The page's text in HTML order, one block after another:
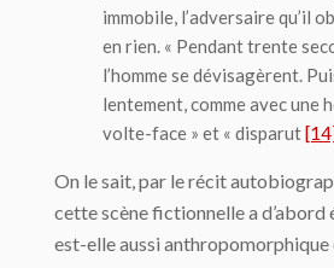
immobile, l’adversaire qu’il
en rien. « Pendant trente
l’homme se dévisagèrent.
lentement, comme avec une
volte-face » et « disparut
On le sait, par le récit
cette scène fictionnelle a d’abord
est-elle aussi